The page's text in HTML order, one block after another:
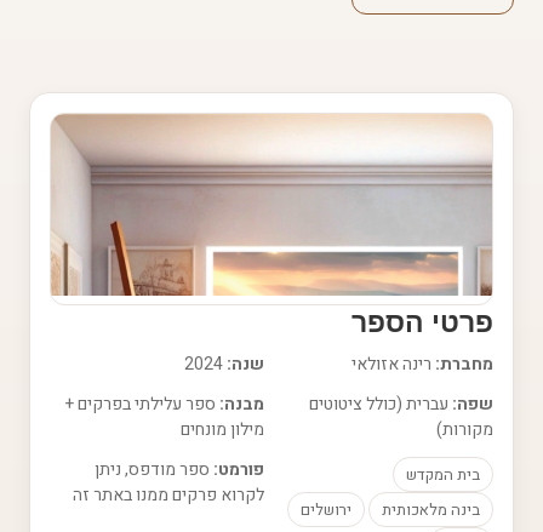
פרטי הספר
מחברת: רינה אזולאי שנה:
שפה: עברית (כולל ציטוטים
מקורות)
מבנה: ספר עלילתי בפרקים +
מילון מונחים
בית המקדש
בינה מלאכותית
ירושלים
פורמט: ספר מודפס, ניתן
לקרוא פרקים ממנו באתר זה